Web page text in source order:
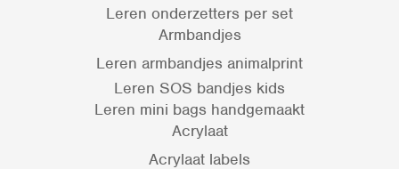
Leren onderzetters per set
Armbandjes
Leren armbandjes animalprint
Leren SOS bandjes kids
Leren mini bags handgemaakt
Acrylaat
Acrylaat labels